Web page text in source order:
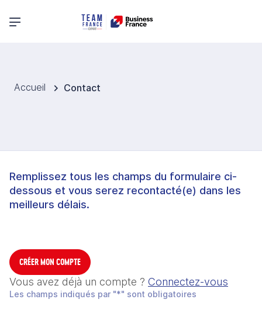
Menu principal
Accueil Contact
Remplissez tous les champs du formulaire ci-
dessous et vous serez recontacté(e) dans les
meilleurs délais.
CRÉER MON COMPTE
Vous avez déjà un compte ? Connectez-vous
Les champs indiqués par "*" sont obligatoires